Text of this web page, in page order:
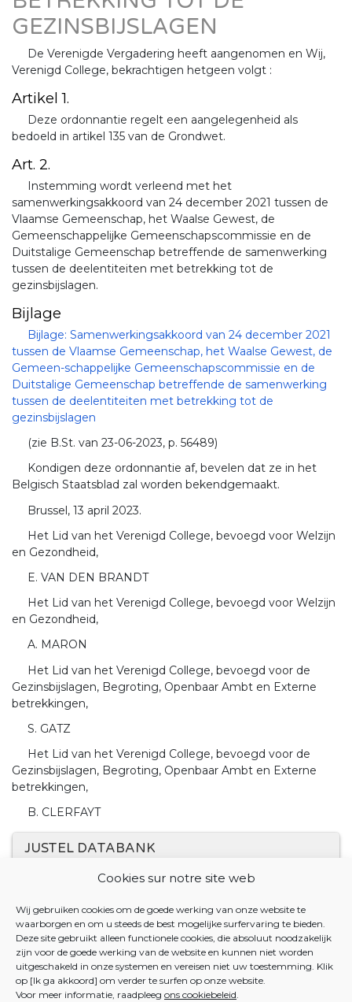
Cookies sur notre site web
Wij gebruiken cookies om de goede werking van onze website te
waarborgen en om u steeds de best mogelijke surfervaring te bieden.
Deze site gebruikt alleen functionele cookies, die absoluut noodzakelijk
zijn voor de goede werking van de website en kunnen niet worden
uitgeschakeld in onze systemen en vereisen niet uw toestemming. Klik
op [Ik ga akkoord] om verder te surfen op onze website.
Voor meer informatie, raadpleeg ons cookiebeleid.
GEZINSBIJSLAGEN
De Verenigde Vergadering heeft aangenomen en Wij,
Verenigd College, bekrachtigen hetgeen volgt :
Artikel 1.
Deze ordonnantie regelt een aangelegenheid als
bedoeld in artikel 135 van de Grondwet.
Art. 2.
Instemming wordt verleend met het
samenwerkingsakkoord van 24 december 2021 tussen de
Vlaamse Gemeenschap, het Waalse Gewest, de
Gemeenschappelijke Gemeenschapscommissie en de
Duitstalige Gemeenschap betreffende de samenwerking
tussen de deelentiteiten met betrekking tot de
gezinsbijslagen.
Bijlage
Bijlage: Samenwerkingsakkoord van 24 december 2021
tussen de Vlaamse Gemeenschap, het Waalse Gewest, de
Gemeen-schappelijke Gemeenschapscommissie en de
Duitstalige Gemeenschap betreffende de samenwerking
tussen de deelentiteiten met betrekking tot de
gezinsbijslagen
(zie B.St. van 23-06-2023, p. 56489)
Kondigen deze ordonnantie af, bevelen dat ze in het
Belgisch Staatsblad zal worden bekendgemaakt.
Brussel, 13 april 2023.
Het Lid van het Verenigd College, bevoegd voor Welzijn
en Gezondheid,
E. VAN DEN BRANDT
Het Lid van het Verenigd College, bevoegd voor Welzijn
en Gezondheid,
A. MARON
Het Lid van het Verenigd College, bevoegd voor de
Gezinsbijslagen, Begroting, Openbaar Ambt en Externe
betrekkingen,
S. GATZ
Het Lid van het Verenigd College, bevoegd voor de
Gezinsbijslagen, Begroting, Openbaar Ambt en Externe
betrekkingen,
B. CLERFAYT
JUSTEL DATABANK
december 2021 tussen de Vlaamse Gemeenschap, het
Waalse Gewest, de Gemeen-schappelijke
Gemeenschapscommissie en de Duitstalige
Gemeenschap betreffende de samenwerking tussen de
deelentiteiten met betrekking tot de gezinsbijslagen